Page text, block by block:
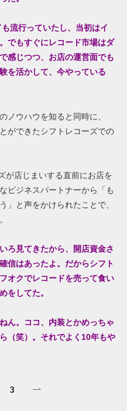
も流行っていたし、当初はイ
でもすぐにレコード市場はダ
感じつつ、お店の運営面でも
を活かして、今やっている
ノウハウを知ると同時に、
ができたシフトレコーズでの
が店じまいする直前にお店を
ビジネスパートナーから「も
」と声をかけられたことで、
ろ見てきたから、
開店資金さ
信はあったよ。だからシフト
オクでレコードを売って食い
をしてた。
ん。ココ、内装とかめっちゃ
（笑）。それでよく 10年もや
3